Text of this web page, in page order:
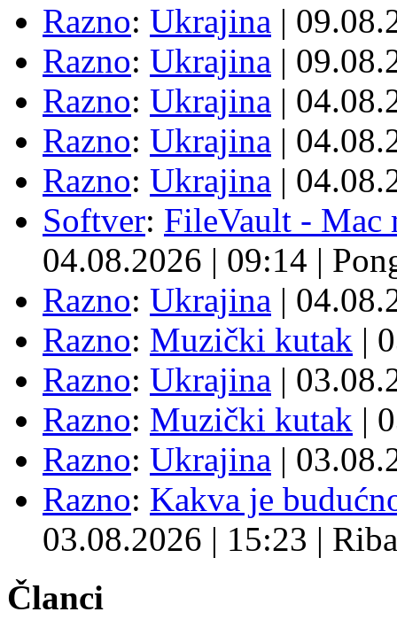
Razno: Ukrajina |
Razno: Ukrajina |
Razno: Ukrajina |
Razno: Ukrajina |
Razno: Ukrajina |
Softver: FileVault - Mac
04.08.2026 | 09:14 |
Razno: Ukrajina |
Razno: Muzički kutak |
Razno: Ukrajina |
Razno: Muzički kutak |
Razno: Ukrajina |
Razno: Kakva je
03.08.2026 | 15:23 | Riba
Članci